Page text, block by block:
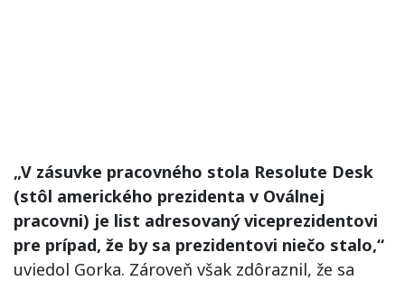
„V zásuvke pracovného stola Resolute Desk
(stôl amerického prezidenta v Oválnej
pracovni) je list adresovaný viceprezidentovi
pre prípad, že by sa prezidentovi niečo stalo,“
uviedol Gorka. Zároveň však zdôraznil, že sa